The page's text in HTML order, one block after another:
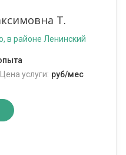
Т.
в районе Ленинский
Цена услуги: руб/мес